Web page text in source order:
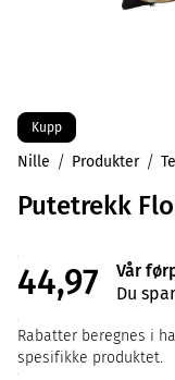
Kupp
Nille Produkter
Putetrekk
44,97
Vår
Du
Rabatter beregnes i
spesifikke produktet.